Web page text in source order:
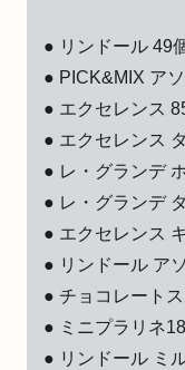
● リンドール 49
● PICK&MIX ア
● エクセレンス
● エクセレンス
● レ・グランデ
● レ・グランデ
● エクセレンス
● リンドール ア
● チョコレート
● ミニプラリネ
● リンドール ミ